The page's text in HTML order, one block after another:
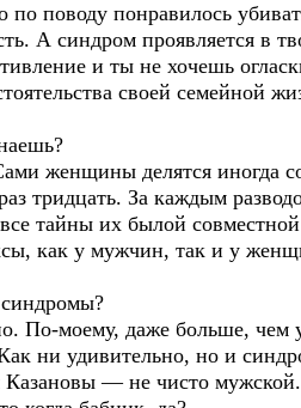
по поводу понравилось
А синдром проявляется в
и ты не хочешь
своей семейной
женщины делятся иногда
тридцать. За каждым
тайны их былой
как у мужчин, так и у
По-моему, даже больше,
ни удивительно, но и
— не чисто мужской.